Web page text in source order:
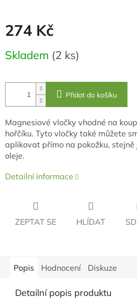
274 Kč
Měrná
cena:
Skladem (2 ks)
Přidat do košíku
Magnesiové vločky vhodné na
hořčíku. Tyto vločky také můžete
aplikovat přímo na pokožku, stejně
oleje.
Detailní informace
ZEPTAT SE HLÍDAT
Popis Hodnocení Diskuze
Detailní popis produktu